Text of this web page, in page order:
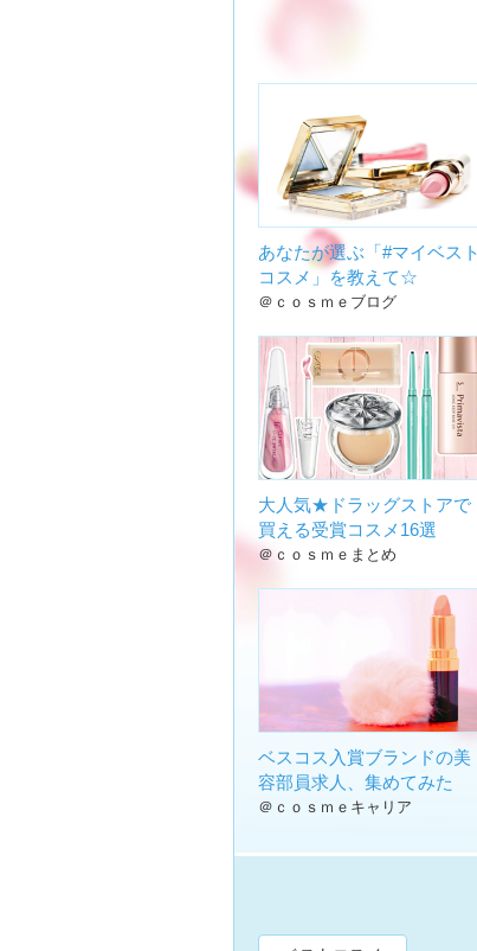
あなたが選ぶ「#マイベスト
コスメ」を教えて☆
＠ｃｏｓｍｅブログ
大人気★ドラッグストアで
買える受賞コスメ16選
＠ｃｏｓｍｅまとめ
ベスコス入賞ブランドの美
容部員求人、集めてみた
＠ｃｏｓｍｅキャリア